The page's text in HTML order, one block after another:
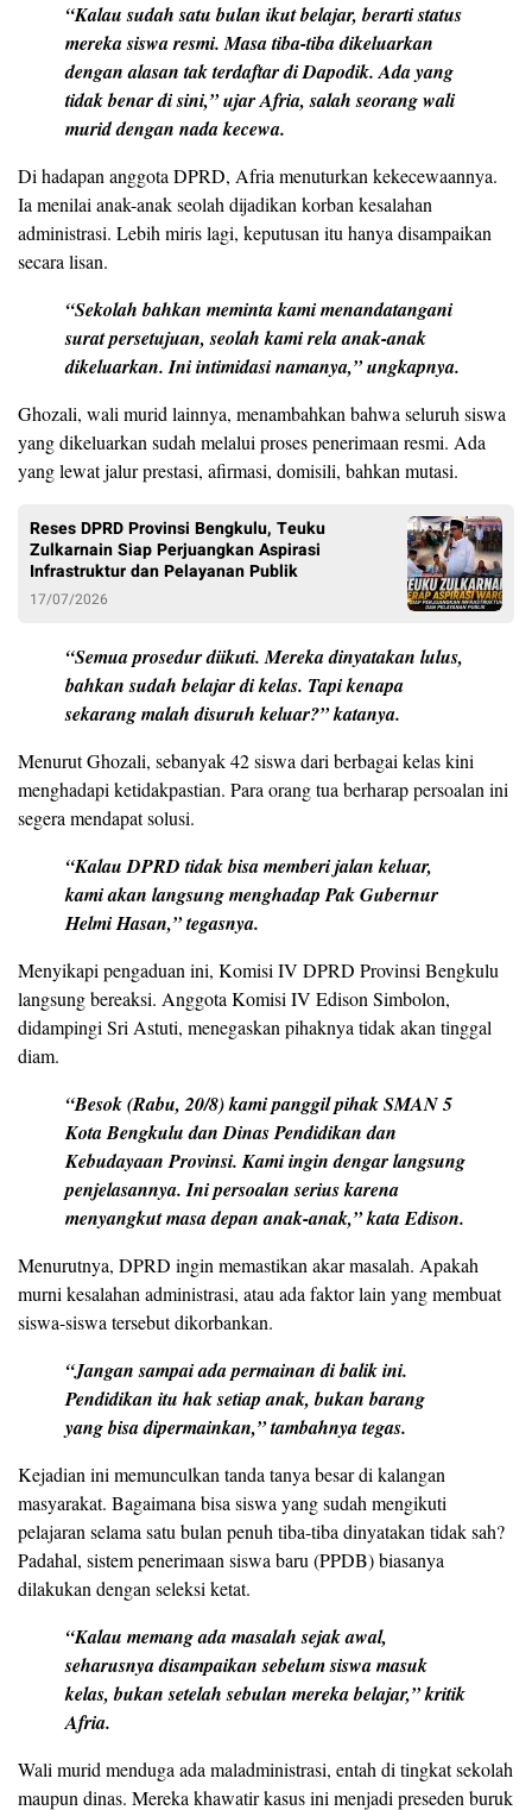
“Kalau sudah satu bulan ikut belajar, berarti status
mereka siswa resmi. Masa tiba-tiba dikeluarkan
dengan alasan tak terdaftar di Dapodik. Ada yang
tidak benar di sini,” ujar Afria, salah seorang wali
murid dengan nada kecewa.
Di hadapan anggota DPRD, Afria menuturkan kekecewaannya.
Ia menilai anak-anak seolah dijadikan korban kesalahan
administrasi. Lebih miris lagi, keputusan itu hanya disampaikan
secara lisan.
“Sekolah bahkan meminta kami menandatangani
surat persetujuan, seolah kami rela anak-anak
dikeluarkan. Ini intimidasi namanya,” ungkapnya.
Ghozali, wali murid lainnya, menambahkan bahwa seluruh siswa
yang dikeluarkan sudah melalui proses penerimaan resmi. Ada
yang lewat jalur prestasi, afirmasi, domisili, bahkan mutasi.
Reses DPRD Provinsi Bengkulu, Teuku
Zulkarnain Siap Perjuangkan Aspirasi
Infrastruktur dan Pelayanan Publik
17/07/2026
“Semua prosedur diikuti. Mereka dinyatakan lulus,
bahkan sudah belajar di kelas. Tapi kenapa
sekarang malah disuruh keluar?” katanya.
Menurut Ghozali, sebanyak 42 siswa dari berbagai kelas kini
menghadapi ketidakpastian. Para orang tua berharap persoalan ini
segera mendapat solusi.
“Kalau DPRD tidak bisa memberi jalan keluar,
kami akan langsung menghadap Pak Gubernur
Helmi Hasan,” tegasnya.
Menyikapi pengaduan ini, Komisi IV DPRD Provinsi Bengkulu
langsung bereaksi. Anggota Komisi IV Edison Simbolon,
didampingi Sri Astuti, menegaskan pihaknya tidak akan tinggal
diam.
“Besok (Rabu, 20/8) kami panggil pihak SMAN 5
Kota Bengkulu dan Dinas Pendidikan dan
Kebudayaan Provinsi. Kami ingin dengar langsung
penjelasannya. Ini persoalan serius karena
menyangkut masa depan anak-anak,” kata Edison.
Menurutnya, DPRD ingin memastikan akar masalah. Apakah
murni kesalahan administrasi, atau ada faktor lain yang membuat
siswa-siswa tersebut dikorbankan.
“Jangan sampai ada permainan di balik ini.
Pendidikan itu hak setiap anak, bukan barang
yang bisa dipermainkan,” tambahnya tegas.
Kejadian ini memunculkan tanda tanya besar di kalangan
masyarakat. Bagaimana bisa siswa yang sudah mengikuti
pelajaran selama satu bulan penuh tiba-tiba dinyatakan tidak sah?
Padahal, sistem penerimaan siswa baru (PPDB) biasanya
dilakukan dengan seleksi ketat.
“Kalau memang ada masalah sejak awal,
seharusnya disampaikan sebelum siswa masuk
kelas, bukan setelah sebulan mereka belajar,” kritik
Afria.
Wali murid menduga ada maladministrasi, entah di tingkat sekolah
maupun dinas. Mereka khawatir kasus ini menjadi preseden buruk